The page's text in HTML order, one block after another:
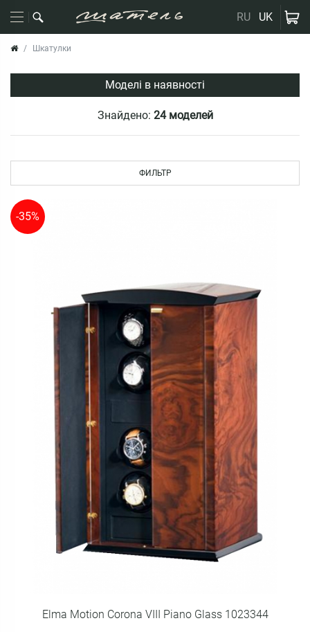
RU UK
Шкатулки
Моделі в наявності
Знайдено: 24 моделей
ФИЛЬТР
-35%
Elma Motion Corona VIII Piano Glass 1023344